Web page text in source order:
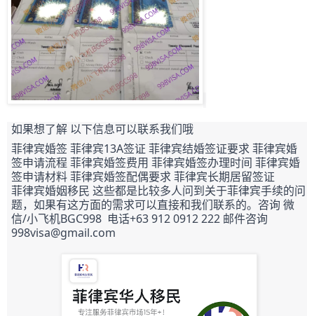
如果想了解 以下信息可以联系我们哦
菲律宾婚签 菲律宾13A签证 菲律宾结婚签证要求 菲律宾婚
签申请流程 菲律宾婚签费用 菲律宾婚签办理时间 菲律宾婚
签申请材料 菲律宾婚签配偶要求 菲律宾长期居留签证
菲律宾婚姻移民 这些都是比较多人问到关于菲律宾手续的问
题，如果有这方面的需求可以直接和我们联系的。咨询 微
信/小飞机BGC998  电话+63 912 0912 222 邮件咨询
998visa@gmail.com